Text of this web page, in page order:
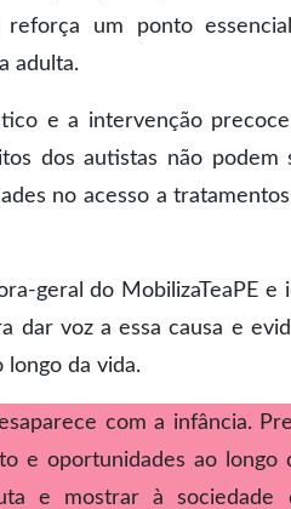
reforça um ponto
adulta.
e a intervenção
dos autistas não
no acesso a
geral do MobilizaTeaPE
dar voz a essa causa e
longo da vida.
com a infância.
e oportunidades ao longo
e mostrar à